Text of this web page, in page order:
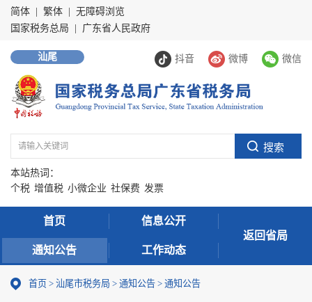
简体 繁体
无障碍浏览
国家税务总局
广东省人民政府
抖音 微博 微信
汕尾
本站热词：
个税 增值税 小微企业 社保费 发票
首页 信息公开
通知公告 工作动态
返回省局
首页 > 汕尾市税务局 > 通知公告 > 通知公告